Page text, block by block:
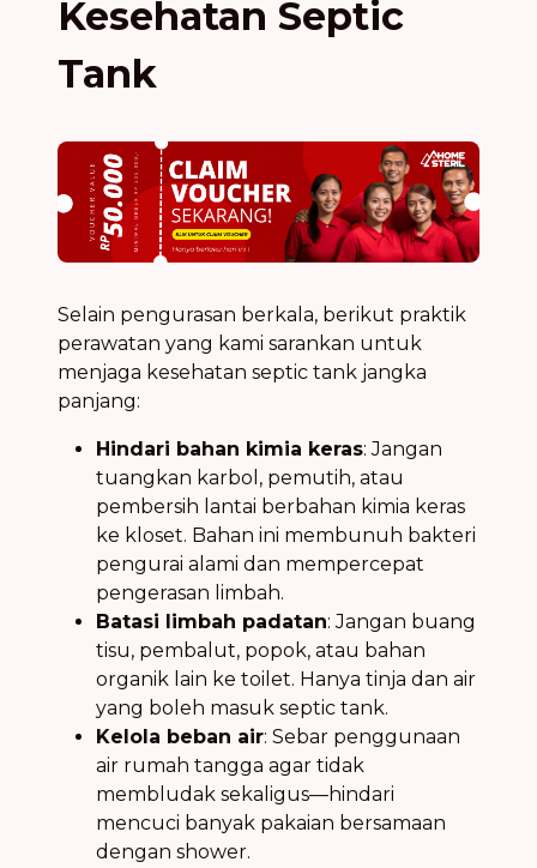
Kesehatan Septic
Tank
Selain pengurasan berkala, berikut praktik
perawatan yang kami sarankan untuk
menjaga kesehatan septic tank jangka
panjang:
Hindari bahan kimia keras: Jangan
tuangkan karbol, pemutih, atau
pembersih lantai berbahan kimia keras
ke kloset. Bahan ini membunuh bakteri
pengurai alami dan mempercepat
pengerasan limbah.
Batasi limbah padatan: Jangan buang
tisu, pembalut, popok, atau bahan
organik lain ke toilet. Hanya tinja dan air
yang boleh masuk septic tank.
Kelola beban air: Sebar penggunaan
air rumah tangga agar tidak
membludak sekaligus—hindari
mencuci banyak pakaian bersamaan
dengan shower.